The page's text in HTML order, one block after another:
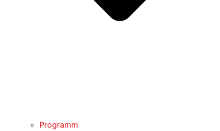
Programm